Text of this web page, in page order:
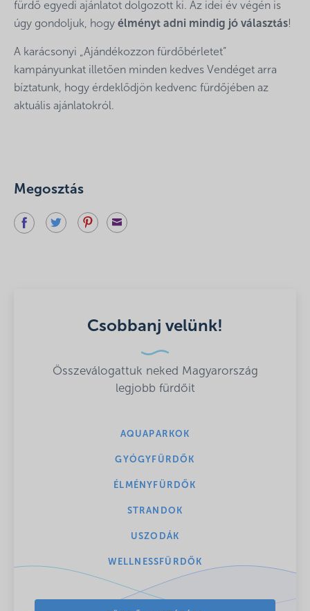
fürdő egyedi ajánlatot dolgozott ki. Az idei év végén is
úgy gondoljuk, hogy élményt adni mindig jó választás!
A karácsonyi „Ajándékozzon fürdőbérletet”
kampányunkat illetően minden kedves Vendéget arra
bíztatunk, hogy érdeklődjön kedvenc fürdőjében az
aktuális ajánlatokról.
Megosztás
Csobbanj velünk!
Összeválogattuk neked Magyarország
legjobb fürdőit
AQUAPARKOK
GYÓGYFÜRDŐK
ÉLMÉNYFÜRDŐK
STRANDOK
USZODÁK
WELLNESSFÜRDŐK